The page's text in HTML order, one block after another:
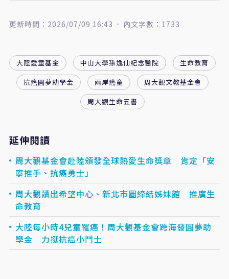
更新時間：2026/07/09 16:43 內文字數：1733
大陸愛童基金 中山大學孫逸仙紀念醫院
生命教育
抗癌圓夢助學金
兩岸癌童
周大觀文教基金會
周大觀生命五書
延伸閱讀
周大觀基金會赴陸頒發全球熱愛生命獎章 肯定「安
寧推手、抗癌勇士」
周大觀讀出希望中心、新北市圖締結姊妹館 推廣生
命教育
大陸每小時4兒童罹癌！周大觀基金會跨海發圓夢助
學金 力挺抗癌小鬥士